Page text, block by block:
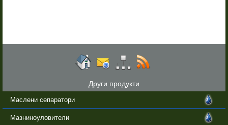
Други продукти
Маслени сепаратори
Мазниноуловители